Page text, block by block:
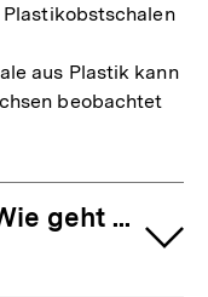
aus Plastik kann
beobachtet
geht ...